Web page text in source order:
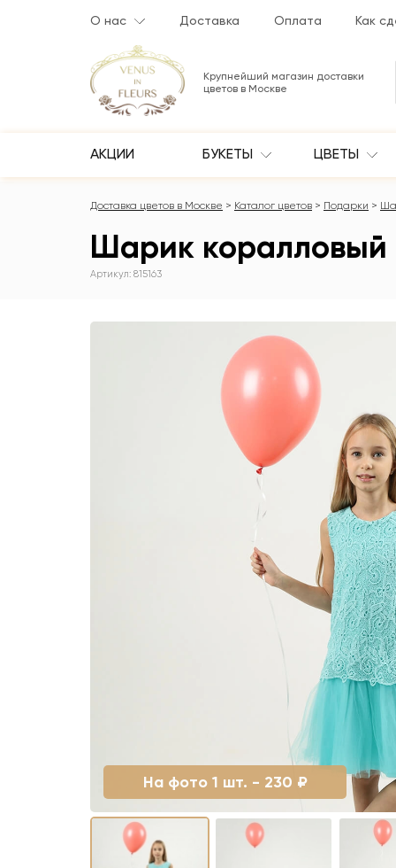
О нас Доставка Оплата Как
Крупнейший магазин доставки
цветов в Москве
АКЦИИ БУКЕТЫ ЦВЕТЫ
Доставка цветов в Москве Каталог цветов Подарки
Шарик коралловый
Артикул: 815163
На фото 1 шт. - 230 ₽